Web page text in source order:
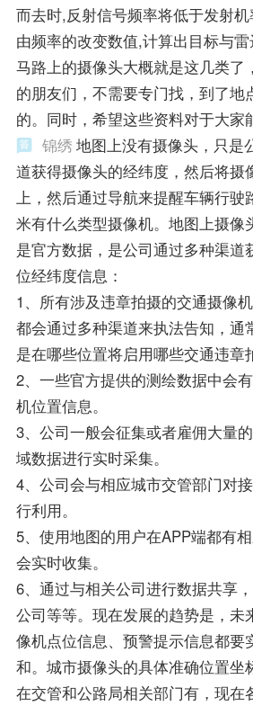
而去时,反射信号频率将低于发射
由频率的改变数值,计算出目标与雷
马路上的摄像头大概就是这几类了
的朋友们，不需要专门找，到了地
的。同时，希望这些资料对于大家
锦绣 地图上没有摄像头，只是
道获得摄像头的经纬度，然后将摄
上，然后通过导航来提醒车辆行驶
米有什么类型摄像机。地图上摄像
是官方数据，是公司通过多种渠道
位经纬度信息：
1、所有涉及违章拍摄的交通摄像
都会通过多种渠道来执法告知，通
是在哪些位置将启用哪些交通违章
2、一些官方提供的测绘数据中会
机位置信息。
3、公司一般会征集或者雇佣大量
域数据进行实时采集。
4、公司会与相应城市交管部门对
行利用。
5、使用地图的用户在APP端都有
会实时收集。
6、通过与相关公司进行数据共享
公司等等。现在发展的趋势是，未
像机点位信息、预警提示信息都要
和。城市摄像头的具体准确位置坐
在交管和公路局相关部门有，现在